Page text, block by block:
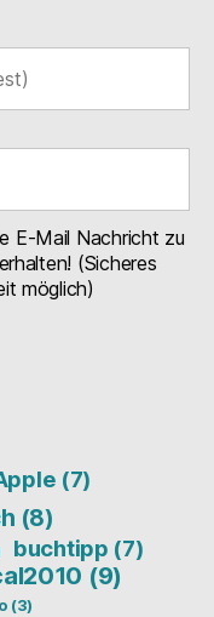
E-Mail Nachricht zu
(Sicheres
möglich)
(7)
(8)
buchtipp (7)
(9)
(3)